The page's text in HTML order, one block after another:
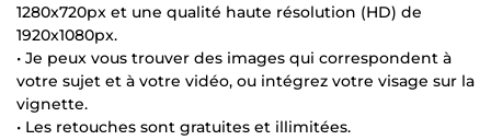
1280x720px et une qualité haute résolution (HD) de
1920x1080px.
• Je peux vous trouver des images qui correspondent à
votre sujet et à votre vidéo, ou intégrez votre visage sur la
vignette.
• Les retouches sont gratuites et illimitées.